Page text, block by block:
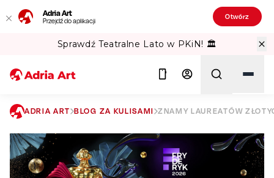
Adria Art
Przejdź do aplikacji Otwórz
Sprawdź Teatralne Lato w PKiN! 🏛️
Szukaj
ADRIA ART BLOG ZA KULISAMI ZNAMY LAUREATÓW